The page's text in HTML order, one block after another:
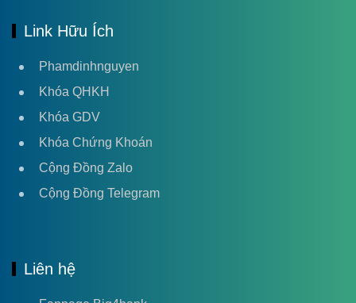
Link Hữu Ích
Phamdinhnguyen
Khóa QHKH
Khóa GDV
Khóa Chứng Khoán
Cộng Đồng Zalo
Cộng Đồng Telegram
Liên hệ